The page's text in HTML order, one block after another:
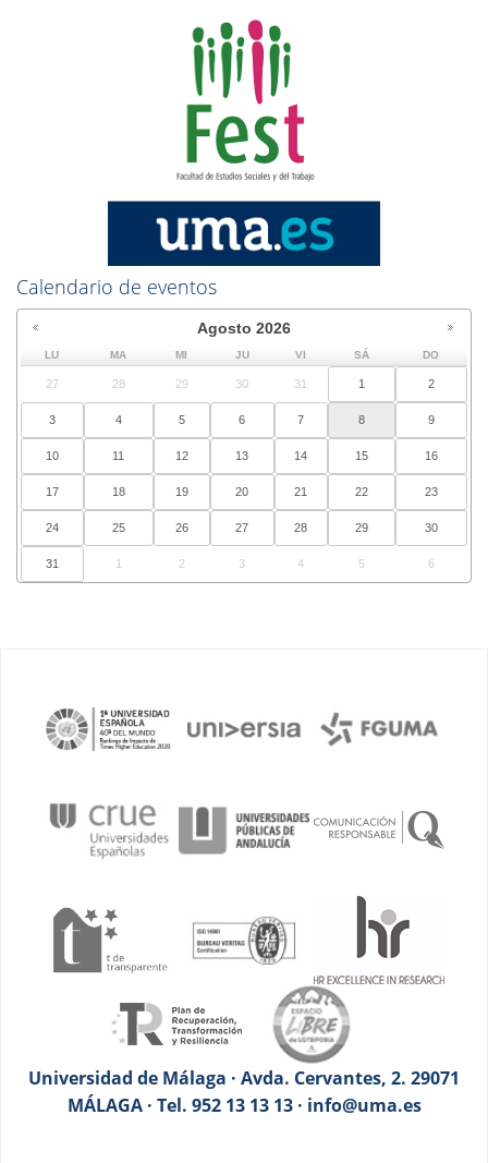
Calendario de eventos
Agosto 2026
LU MA MI JU VI SÁ DO
27 28 29 30 31 1 2
3 4 5 6 7 8 9
10 11 12 13 14 15 16
17 18 19 20 21 22 23
24 25 26 27 28 29 30
31 1 2 3 4 5 6
Universidad de Málaga · Avda. Cervantes, 2. 29071
MÁLAGA · Tel. 952 13 13 13 · info@uma.es